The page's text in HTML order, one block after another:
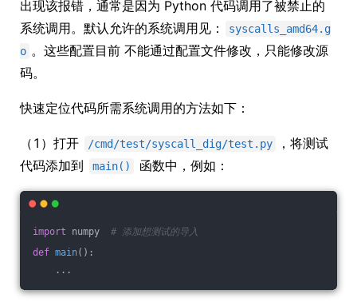
出现该报错，通常是因为 Python 代码调用了被禁止的
系统调用。默认允许的系统调用见：
syscalls_amd64.g
o 。这些配置目前 不能通过配置文件修改，只能修改源
码。
快速定位代码所需系统调用的方法如下：
（1）打开 /cmd/test/syscall_dig/test.py
，将测试
代码添加到
main() 函数中，例如：
import numpy # 添加想测试的导入
def main() :
...